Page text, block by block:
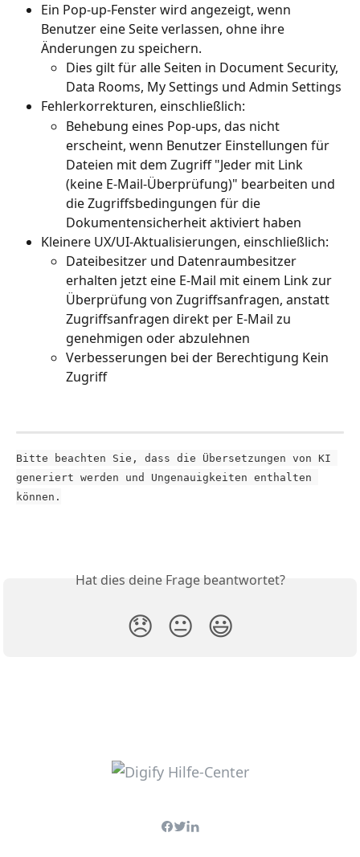
Ein Pop-up-Fenster wird angezeigt, wenn
Benutzer eine Seite verlassen, ohne ihre
Änderungen zu speichern.
Dies gilt für alle Seiten in Document Security,
Data Rooms, My Settings und Admin Settings
Fehlerkorrekturen, einschließlich:
Behebung eines Pop-ups, das nicht
erscheint, wenn Benutzer Einstellungen für
Dateien mit dem Zugriff "Jeder mit Link
(keine E-Mail-Überprüfung)" bearbeiten und
die Zugriffsbedingungen für die
Dokumentensicherheit aktiviert haben
Kleinere UX/UI-Aktualisierungen, einschließlich:
Dateibesitzer und Datenraumbesitzer
erhalten jetzt eine E-Mail mit einem Link zur
Überprüfung von Zugriffsanfragen, anstatt
Zugriffsanfragen direkt per E-Mail zu
genehmigen oder abzulehnen
Verbesserungen bei der Berechtigung Kein
Zugriff
Bitte beachten Sie, dass die Übersetzungen von KI
generiert werden und Ungenauigkeiten enthalten
können.
Hat dies deine Frage beantwortet?
😞 😐 😃